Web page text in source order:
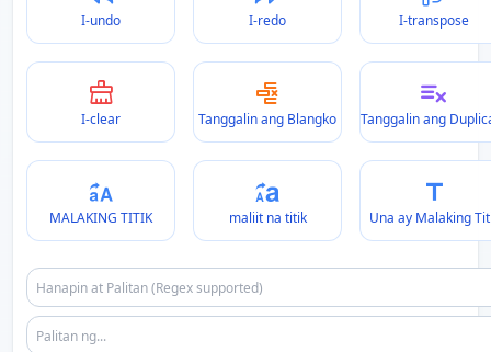
I-undo I-redo I-transpose
I-clear Tanggalin ang Blangko Tanggalin ang
MALAKING TITIK maliit na titik Una ay Malaking